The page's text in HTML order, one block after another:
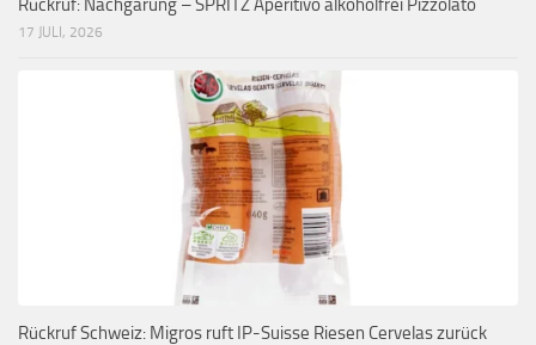
17 JULI, 2026
Rückruf Schweiz: Migros ruft IP-Suisse Riesen Cervelas zurück